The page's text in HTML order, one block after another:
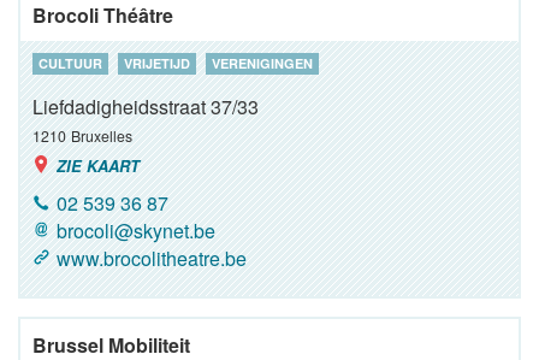
Brocoli Théâtre
CULTUUR VRIJETIJD VERENIGINGEN
Liefdadigheidsstraat 37/33
1210 Bruxelles
ZIE KAART
02 539 36 87
brocoli@skynet.be
www.brocolitheatre.be
Brussel Mobiliteit